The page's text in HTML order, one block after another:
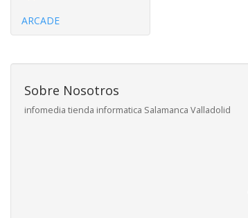
ARCADE
Sobre Nosotros
infomedia tienda informatica Salamanca Valladolid